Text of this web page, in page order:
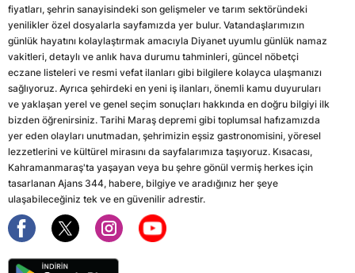
fiyatları, şehrin sanayisindeki son gelişmeler ve tarım sektöründeki
yenilikler özel dosyalarla sayfamızda yer bulur. Vatandaşlarımızın
günlük hayatını kolaylaştırmak amacıyla Diyanet uyumlu günlük namaz
vakitleri, detaylı ve anlık hava durumu tahminleri, güncel nöbetçi
eczane listeleri ve resmi vefat ilanları gibi bilgilere kolayca ulaşmanızı
sağlıyoruz. Ayrıca şehirdeki en yeni iş ilanları, önemli kamu duyuruları
ve yaklaşan yerel ve genel seçim sonuçları hakkında en doğru bilgiyi ilk
bizden öğrenirsiniz. Tarihi Maraş depremi gibi toplumsal hafızamızda
yer eden olayları unutmadan, şehrimizin eşsiz gastronomisini, yöresel
lezzetlerini ve kültürel mirasını da sayfalarımıza taşıyoruz. Kısacası,
Kahramanmaraş'ta yaşayan veya bu şehre gönül vermiş herkes için
tasarlanan Ajans 344, habere, bilgiye ve aradığınız her şeye
ulaşabileceğiniz tek ve en güvenilir adrestir.